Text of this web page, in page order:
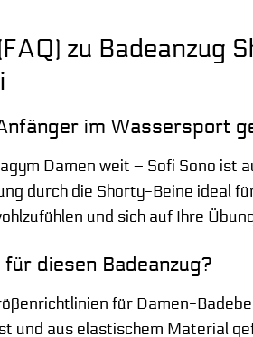
zu Badeanzug
im Wassersport
Damen weit – Sofi Sono ist
durch die Shorty-Beine ideal
und sich auf Ihre
diesen Badeanzug?
für Damen-
und aus elastischem Material